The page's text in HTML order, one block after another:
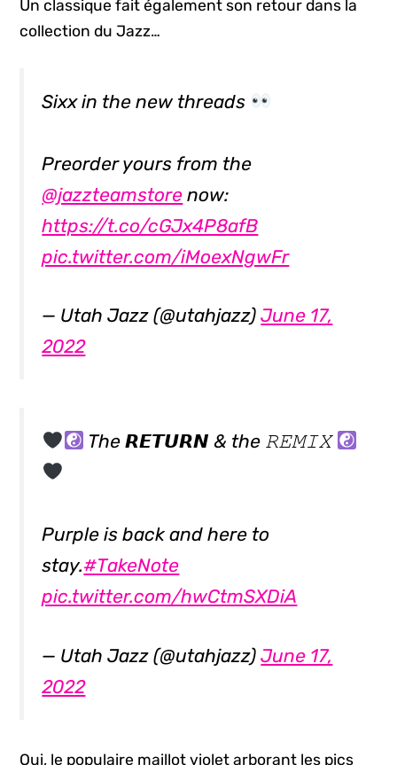
Un classique fait également son retour dans la
collection du Jazz…
Sixx in the new threads
Preorder yours from the
@jazzteamstore now:
https://t.co/cGJx4P8afB
pic.twitter.com/iMoexNgwFr
— Utah Jazz (@utahjazz)June 17,
2022
The 𝙍𝙀𝙏𝙐𝙍𝙉 & the 𝚁𝙴𝙼𝙸𝚇
Purple is back and here to
stay.#TakeNote
pic.twitter.com/hwCtmSXDiA
— Utah Jazz (@utahjazz)June 17,
2022
Oui, le populaire maillot violet arborant les pics